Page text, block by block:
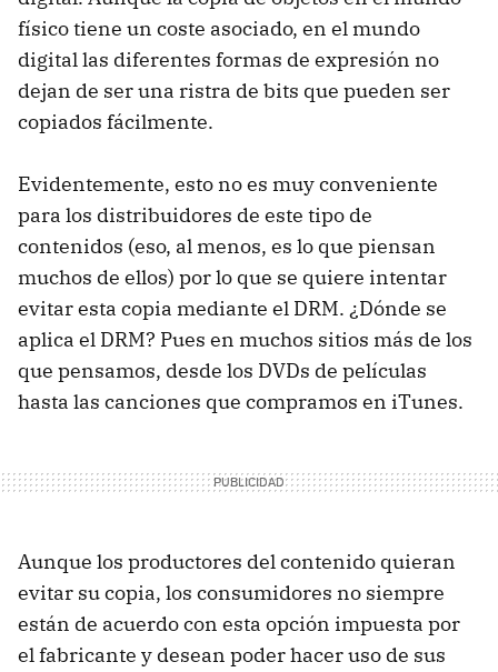
físico tiene un coste asociado, en el mundo
digital las diferentes formas de expresión no
dejan de ser una ristra de bits que pueden ser
copiados fácilmente.
Evidentemente, esto no es muy conveniente
para los distribuidores de este tipo de
contenidos (eso, al menos, es lo que piensan
muchos de ellos) por lo que se quiere intentar
evitar esta copia mediante el DRM. ¿Dónde se
aplica el DRM? Pues en muchos sitios más de los
que pensamos, desde los DVDs de películas
hasta las canciones que compramos en iTunes.
Aunque los productores del contenido quieran
evitar su copia, los consumidores no siempre
están de acuerdo con esta opción impuesta por
el fabricante y desean poder hacer uso de sus